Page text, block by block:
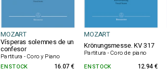
MOZART MOZART
Vísperas solemnes de un
confesor
Partitura - Coro y Piano
Krönungsmesse. KV 317
Partitura - Coro de piano
EN STOCK
16.07 € EN STOCK 12.94 €